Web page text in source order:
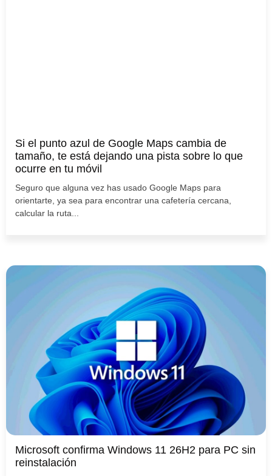
Si el punto azul de Google Maps cambia de
tamaño, te está dejando una pista sobre lo que
ocurre en tu móvil
Seguro que alguna vez has usado Google Maps para
orientarte, ya sea para encontrar una cafetería cercana,
calcular la ruta...
Microsoft confirma Windows 11 26H2 para PC sin
reinstalación